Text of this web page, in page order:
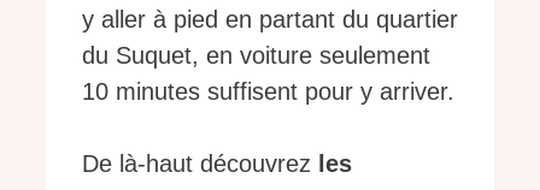
y aller à pied en partant du quartier
du Suquet, en voiture seulement
10 minutes suffisent pour y arriver.
De là-haut découvrez les